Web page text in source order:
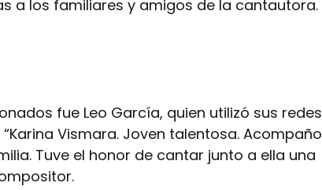
a los familiares y amigos de la cantautora.
fue Leo García, quien utilizó sus redes
Vismara. Joven talentosa. Acompaño
Tuve el honor de cantar junto a ella una